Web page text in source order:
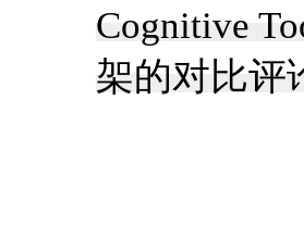
Cognitive
架的对比评